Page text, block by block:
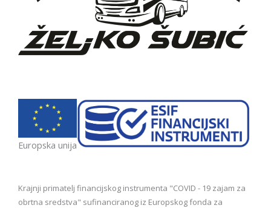
Europska unija
Krajnji primatelj financijskog instrumenta "COVID - 19 zajam za
obrtna sredstva" sufinanciranog iz Europskog fonda za